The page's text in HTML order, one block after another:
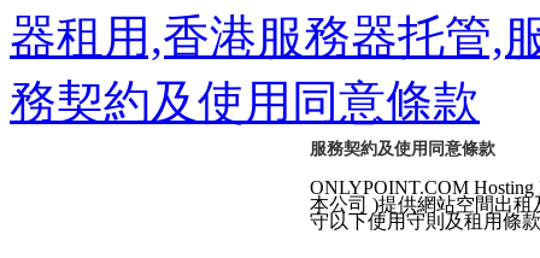
器租用,香港服務器托管,
務契約及使用同意條款
服務契約及使用同意條款
ONLYPOINT.COM
本公司 )提供網站空間出
守以下使用守則及租用條